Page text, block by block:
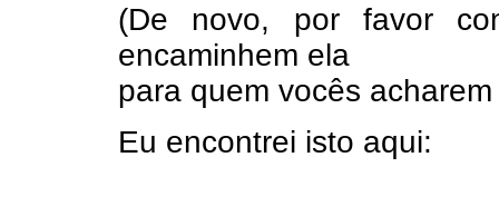
(De novo, por favor
encaminhem ela
para quem vocês
Eu encontrei isto aqui: